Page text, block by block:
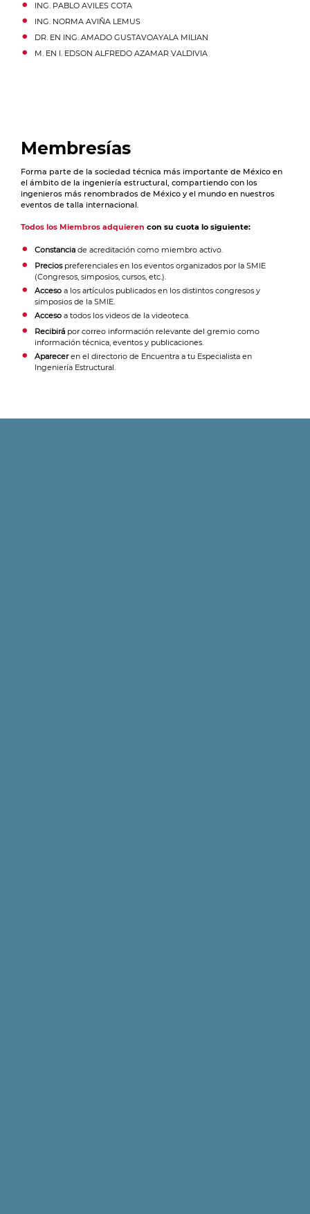
ING. PABLO AVILES COTA
ING. NORMA AVIÑA LEMUS
DR. EN ING. AMADO GUSTAVOAYALA MILIAN
M. EN I. EDSON ALFREDO AZAMAR VALDIVIA
Membresías
Forma parte de la sociedad técnica más importante de México en
el ámbito de la ingeniería estructural, compartiendo con los
ingenieros más renombrados de México y el mundo en nuestros
eventos de talla internacional.
Todos los Miembros adquieren con su cuota lo siguiente:
Constancia de acreditación como miembro activo.
Preciospreferenciales en los eventos organizados por la SMIE
(Congresos, simposios, cursos, etc.).
Acceso a los artículos publicados en los distintos congresos y
simposios de la SMIE.
Acceso a todos los videos de la videoteca.
Recibirá por correo información relevante del gremio como
información técnica, eventos y publicaciones.
Apareceren el directorio de Encuentra a tu Especialista en
Ingeniería Estructural.